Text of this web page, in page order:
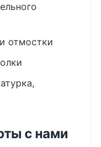
отмостки
с нами